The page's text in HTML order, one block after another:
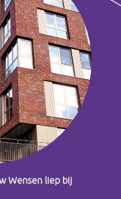
Wensen liep bij